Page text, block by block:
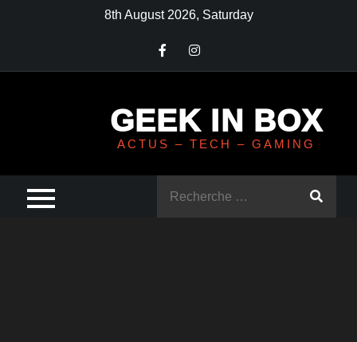
8th August 2026, Saturday
GEEK IN BOX
ACTUS – TECH – GAMING